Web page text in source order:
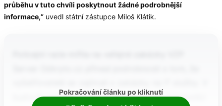
průběhu v tuto chvíli poskytnout žádné podrobnější
informace,“ uvedl státní zástupce Miloš Klátik.
budově centrály VZP byli přítomni také pracovníci
Pokračování článku po kliknutí